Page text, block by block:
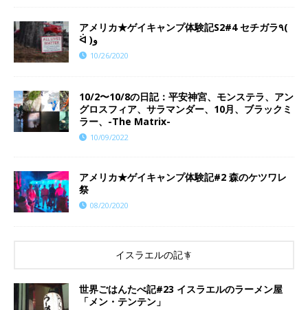
アメリカ★ゲイキャンプ体験記S2#4 セチガラ٩(
ᐛ )و
10/26/2020
10/2〜10/8の日記：平安神宮、モンステラ、アン
グロスフィア、サラマンダー、10月、ブラックミ
ラー、-The Matrix-
10/09/2022
アメリカ★ゲイキャンプ体験記#2 森のケツワレ
祭
08/20/2020
イスラエルの記事
世界ごはんたべ記#23 イスラエルのラーメン屋
「メン・テンテン」